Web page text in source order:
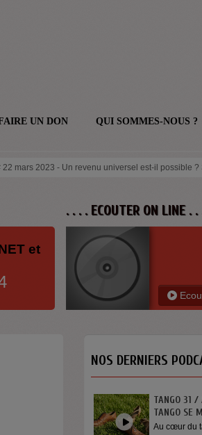
UN DON QUI SOMMES-NOUS ?
22 mars 2023 - Un revenu universel est-il possible ?
et
. . . . ECOUTER ON LINE .
NOS DERNIERS
TANGO 31 /
TANGO SE
Au cœur du